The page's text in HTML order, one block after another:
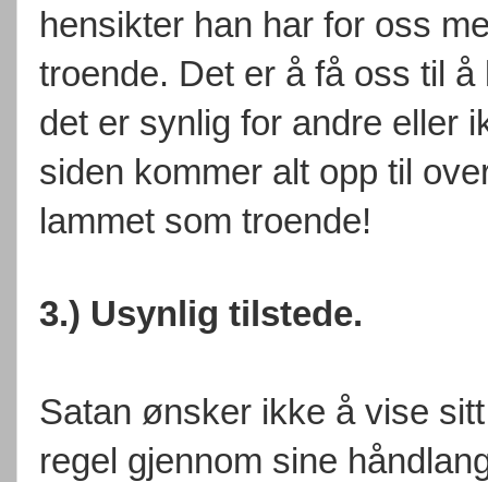
hensikter han har for oss
troende. Det er å få oss til
det er synlig for andre eller
siden kommer alt opp til
lammet som troende!
3.) Usynlig tilstede.
Satan ønsker ikke å vise
regel gjennom sine